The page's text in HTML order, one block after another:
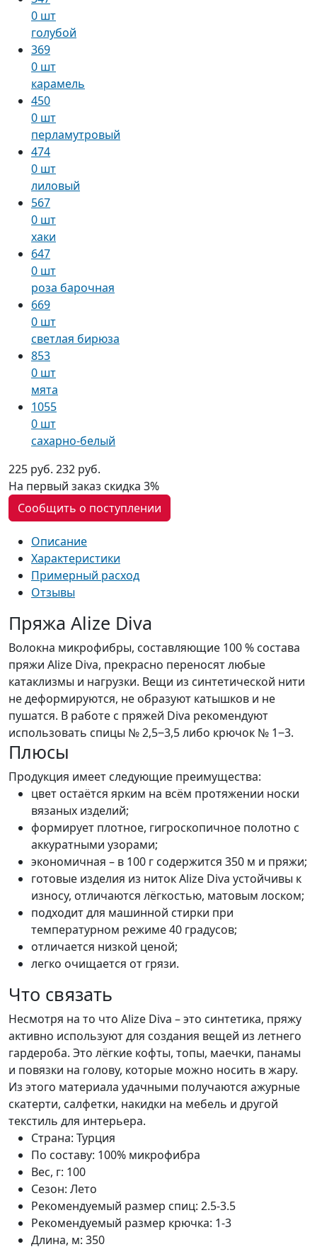
0 шт
голубой
369
0 шт
карамель
450
0 шт
перламутровый
474
0 шт
лиловый
567
0 шт
хаки
647
0 шт
роза барочная
669
0 шт
светлая бирюза
853
0 шт
мята
1055
0 шт
сахарно-белый
225 руб. 232 руб.
На первый заказ скидка 3%
Сообщить о поступлении
Описание
Характеристики
Примерный расход
Отзывы
Пряжа Alize Diva
Волокна микрофибры, составляющие 100 % состава
пряжи Alize Diva, прекрасно переносят любые
катаклизмы и нагрузки. Вещи из синтетической нити
не деформируются, не образуют катышков и не
пушатся. В работе с пряжей Diva рекомендуют
использовать спицы № 2,5‒3,5 либо крючок № 1‒3.
Плюсы
Продукция имеет следующие преимущества:
цвет остаётся ярким на всём протяжении носки
вязаных изделий;
формирует плотное, гигроскопичное полотно с
аккуратными узорами;
экономичная – в 100 г содержится 350 м и пряжи;
готовые изделия из ниток Alize Diva устойчивы к
износу, отличаются лёгкостью, матовым лоском;
подходит для машинной стирки при
температурном режиме 40 градусов;
отличается низкой ценой;
легко очищается от грязи.
Что связать
Несмотря на то что Alize Diva – это синтетика, пряжу
активно используют для создания вещей из летнего
гардероба. Это лёгкие кофты, топы, маечки, панамы
и повязки на голову, которые можно носить в жару.
Из этого материала удачными получаются ажурные
скатерти, салфетки, накидки на мебель и другой
текстиль для интерьера.
Страна: Турция
По составу: 100% микрофибра
Вес, г: 100
Сезон: Лето
Рекомендуемый размер спиц: 2.5-3.5
Рекомендуемый размер крючка: 1-3
Длина, м: 350